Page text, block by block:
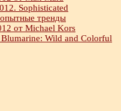
Sophisticated
тренды
от Michael Kors
Blumarine: Wild and Colorful